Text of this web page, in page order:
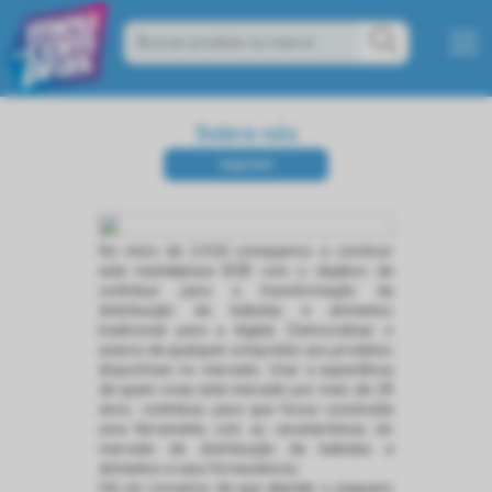
Sobre nós
No início de 2.016 começamos a construir
este marketplace B2B com o objetivo de
distribuição de bebidas e alimentos
tradicional para a digital. Democratizar o
acesso de qualquer comprador aos produtos
de quem viveu este mercado por mais de 18
anos, contribuiu para que fosse construída
alimentos e seus fornecedores.